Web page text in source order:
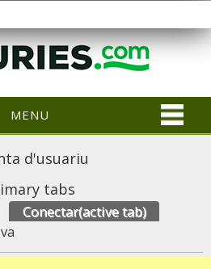
MENU
d'usuariu
tabs
Conectar(active tab)